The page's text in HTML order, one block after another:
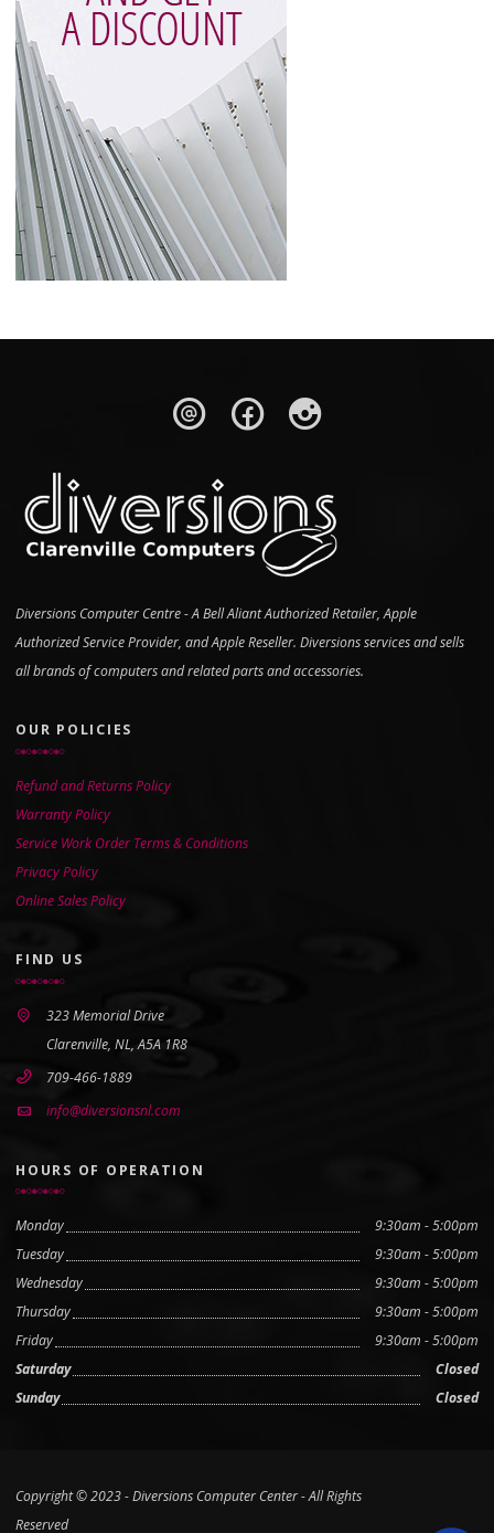
Diversions Computer Centre - A Bell Aliant Authorized Retailer, Apple
Authorized Service Provider, and Apple Reseller. Diversions services and sells
all brands of computers and related parts and accessories.
OUR POLICIES
Refund and Returns Policy
Warranty Policy
Service Work Order Terms & Conditions
Privacy Policy
Online Sales Policy
FIND US
323 Memorial Drive
Clarenville, NL, A5A 1R8
709-466-1889
info@diversionsnl.com
HOURS OF OPERATION
Monday
9:30am - 5:00pm
Tuesday
9:30am - 5:00pm
Wednesday
9:30am - 5:00pm
Thursday
9:30am - 5:00pm
Friday
9:30am - 5:00pm
Saturday
Closed
Sunday
Closed
Copyright © 2023 - Diversions Computer Center - All Rights
Reserved